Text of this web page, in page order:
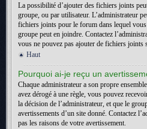
La possibilité d’ajouter des fichiers joints
groupe, ou par utilisateur. L’administrateur
fichiers joints pour le forum dans lequel
groupe peut en joindre. Contactez
vous ne pouvez pas ajouter de fichiers joints
Haut
Pourquoi ai-je reçu un
Chaque administrateur a son propre
avez dérogé à une règle, vous pouvez
la décision de l’administrateur, et que le
avertissements d’un site donné. Contactez
pas les raisons de votre avertissement.